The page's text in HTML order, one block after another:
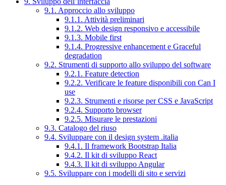
9.1. Approccio allo sviluppo
9.1.1. Attività preliminari
9.1.2. Web design responsivo e accessibile
9.1.3. Mobile first
9.1.4. Progressive enhancement e Graceful
degradation
9.2. Strumenti di supporto allo sviluppo del software
9.2.1. Feature detection
9.2.2. Verificare le feature disponibili con Can I
use
9.2.3. Strumenti e risorse per CSS e JavaScript
9.2.4. Supporto browser
9.2.5. Misurare le prestazioni
9.3. Catalogo del riuso
9.4. Sviluppare con il design system .italia
9.4.1. Il framework Bootstrap Italia
9.4.2. Il kit di sviluppo React
9.4.3. Il kit di sviluppo Angular
9.5. Sviluppare con i modelli di sito e servizi